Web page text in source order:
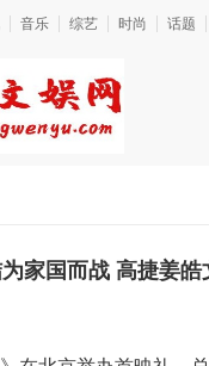
音乐 综艺 时尚 话题
为家国而战 高捷姜